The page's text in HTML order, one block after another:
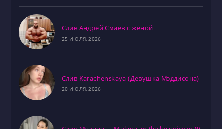
Слив Андрей Смаев с женой
25 ИЮЛЯ, 2026
Слив Karachenskaya (Девушка Мэддисона)
20 ИЮЛЯ, 2026